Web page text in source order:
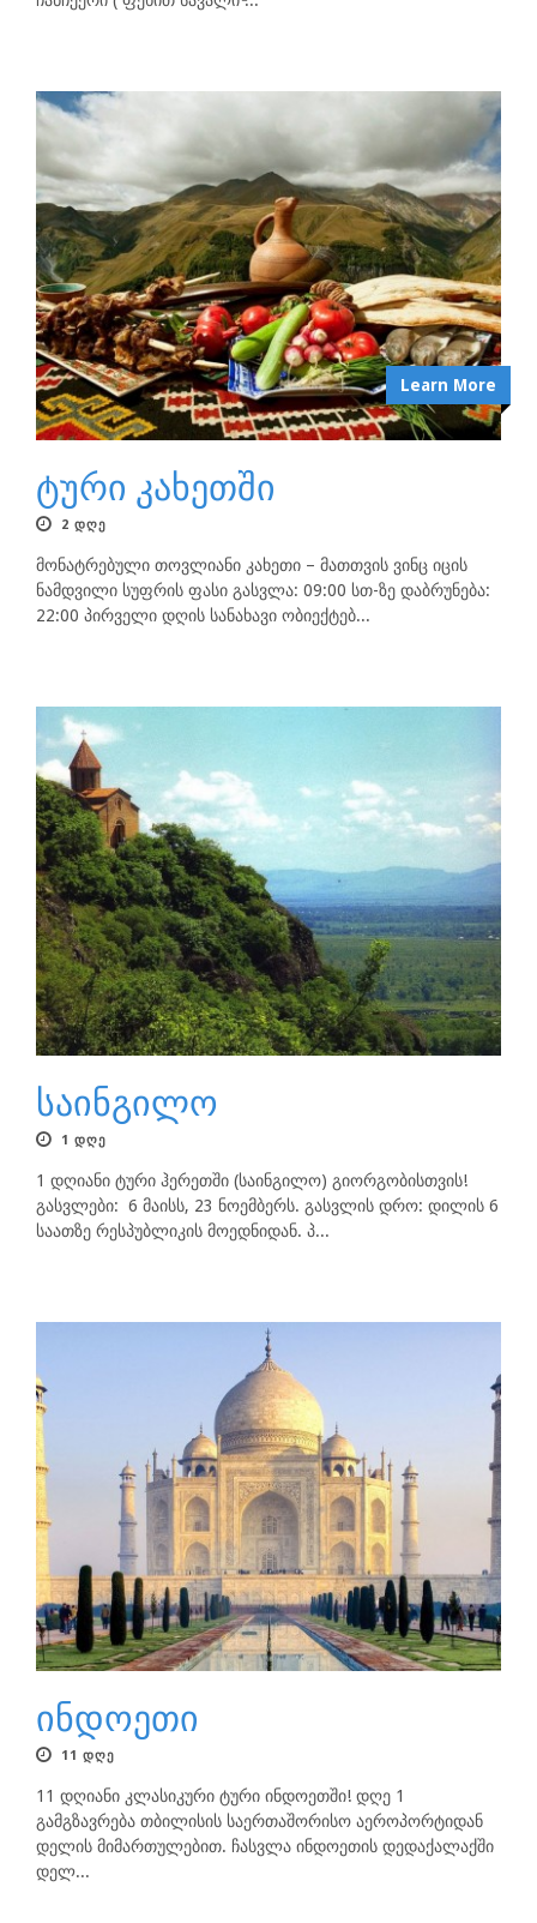
Learn More
ტური კახეთში
2 ᲓᲦᲔ
მონატრებული თოვლიანი კახეთი – მათთვის ვინც იცის
ნამდვილი სუფრის ფასი გასვლა: 09:00 სთ-ზე დაბრუნება:
22:00 პირველი დღის სანახავი ობიექტებ...
საინგილო
1 ᲓᲦᲔ
1 დღიანი ტური ჰერეთში (საინგილო) გიორგობისთვის!
გასვლები: 6 მაისს, 23 ნოემბერს. გასვლის დრო: დილის 6
საათზე რესპუბლიკის მოედნიდან. პ...
ინდოეთი
11 ᲓᲦᲔ
11 დღიანი კლასიკური ტური ინდოეთში! დღე 1
გამგზავრება თბილისის საერთაშორისო აეროპორტიდან
დელის მიმართულებით. ჩასვლა ინდოეთის დედაქალაქში
დელ...